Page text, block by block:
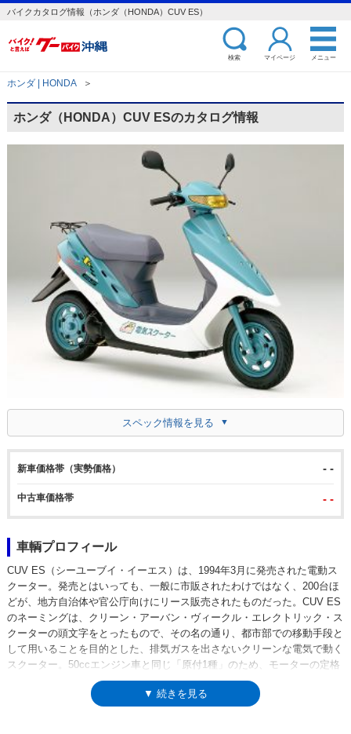
バイクカタログ情報（ホンダ（HONDA）CUV ES）
検索 マイページ メニュー
ホンダ | HONDA ＞
ホンダ（HONDA）CUV ESのカタログ情報
スペック情報を見る
新車価格帯（実勢価格） - -
中古車価格帯 - -
車輌プロフィール
CUV ES（シーユーブイ・イーエス）は、1994年3月に発売された電動ス
クーター。発売とはいっても、一般に市販されたわけではなく、200台ほ
どが、地方自治体や官公庁向けにリース販売されたものだった。CUV ES
のネーミングは、クリーン・アーバン・ヴィークル・エレクトリック・ス
クーターの頭文字をとったもので、その名の通り、都市部での移動手段と
して用いることを目的とした、排気ガスを出さないクリーンな電気で動く
スクーター。50ccエンジン車と同じ「原付1種」のため、モーターの定格
出力は0.58kWで、通常のスクーター同様にVベルト式の無段変速機を採
用。動力用のニッカド電池はフロアステップ下に格納され、フル充電で
▼ 続きを見る